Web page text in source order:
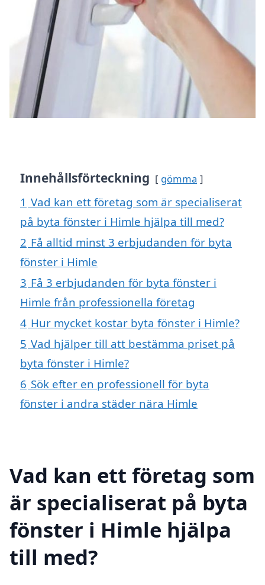
Innehållsförteckning gömma
1 Vad kan ett företag som är specialiserat
på byta fönster i Himle hjälpa till med?
2 Få alltid minst 3 erbjudanden för byta
fönster i Himle
3 Få 3 erbjudanden för byta fönster i
Himle från professionella företag
4 Hur mycket kostar byta fönster i Himle?
5 Vad hjälper till att bestämma priset på
byta fönster i Himle?
6 Sök efter en professionell för byta
fönster i andra städer nära Himle
Vad kan ett företag som
är specialiserat på byta
fönster i Himle hjälpa
till med?